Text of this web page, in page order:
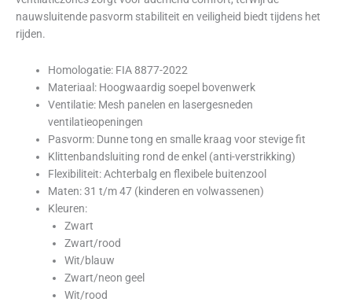
nauwsluitende pasvorm stabiliteit en veiligheid biedt tijdens het
rijden.
Homologatie: FIA 8877-2022
Materiaal: Hoogwaardig soepel bovenwerk
Ventilatie: Mesh panelen en lasergesneden
ventilatieopeningen
Pasvorm: Dunne tong en smalle kraag voor stevige fit
Klittenbandsluiting rond de enkel (anti-verstrikking)
Flexibiliteit: Achterbalg en flexibele buitenzool
Maten: 31 t/m 47 (kinderen en volwassenen)
Kleuren:
Zwart
Zwart/rood
Wit/blauw
Zwart/neon geel
Wit/rood